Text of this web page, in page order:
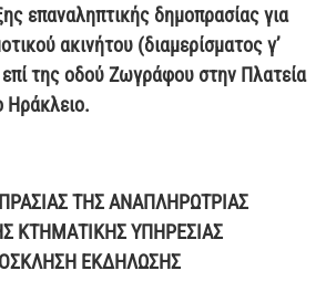
επαναληπτικής δημοπρασίας για
ακινήτου (διαμερίσματος γ’
της οδού Ζωγράφου στην Πλατεία
Ηράκλειο.
ΤΗΣ ΑΝΑΠΛΗΡΩΤΡΙΑΣ
ΚΤΗΜΑΤΙΚΗΣ ΥΠΗΡΕΣΙΑΣ
ΕΚΔΗΛΩΣΗΣ